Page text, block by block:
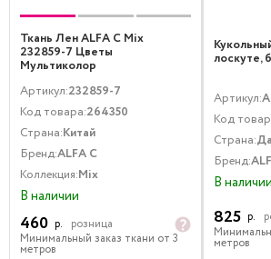
Ткань Лен ALFA C Mix
232859-7 Цветы
Мультиколор
Артикул:232859-7
Код товара:264350
Страна:Китай
Бренд:ALFA C
Коллекция:Mix
В наличии
460 р.
розница
Минимальный заказ ткани от 3
метров
лоскуте,
Артикул:
Код
Страна:
Бренд:
В наличии
825 р.
метров